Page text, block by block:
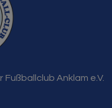
Anklam e.V.